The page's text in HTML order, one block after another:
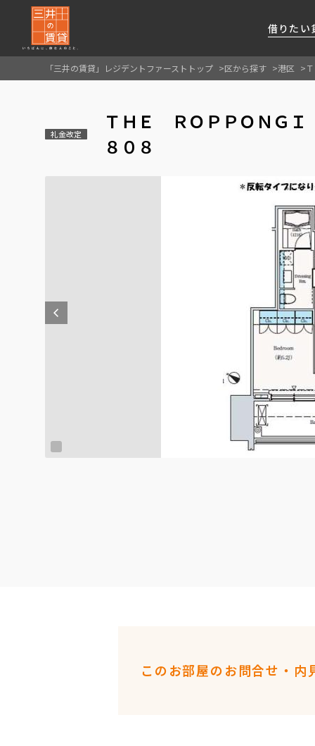
借りたい
ご提供するサービスをご紹介します
くご提案します
最適なプランをご提案します
ご相談も承ります
FIRST CHANNEL
各種サービスをご紹介します
「三井の賃貸」レジデントファーストトップ 区から探す 港区
礼金改定
ＴＨＥ ＲＯＰＰＯＮＧ
８０８
このお部屋のお問合せ・内